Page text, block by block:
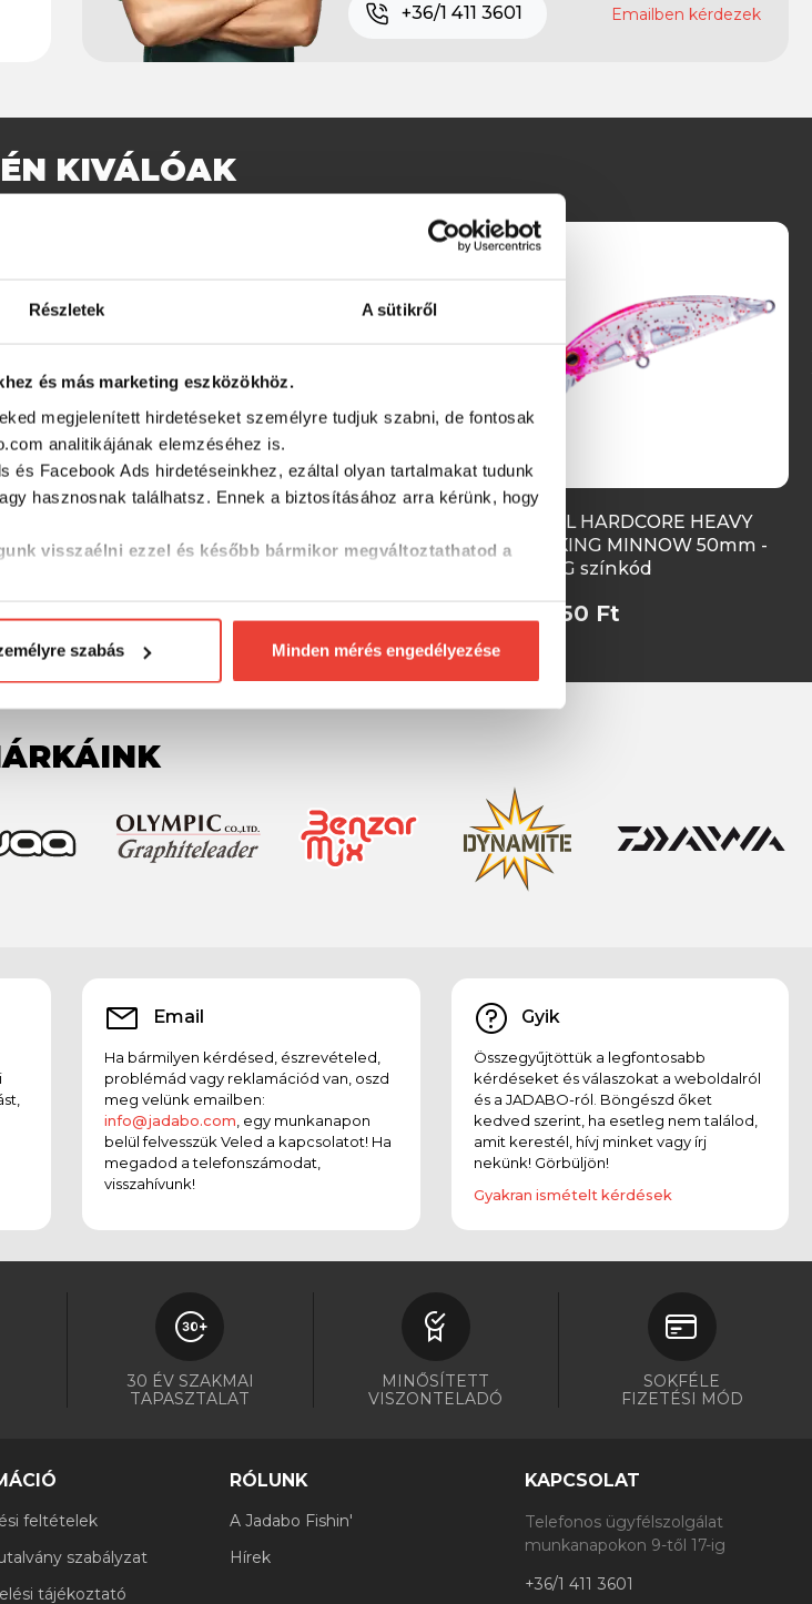
Részletek A sütikről
és más marketing eszközökhöz.
megjelenített hirdetéseket személyre tudjuk szabni, de fontosak
analitikájának elemzéséhez is.
és Facebook Ads hirdetéseinkhez, ezáltal olyan tartalmakat tudunk
hasznosnak találhatsz. Ennek a biztosításához arra kérünk, hogy
visszaélni ezzel és később bármikor megváltoztathatod a
szabás Minden mérés engedélyezése
+36/1 411 3601 Emailben kérdezek
KIVÁLÓAK
SINKING
50mm - KPRG
Ft
SINKING MINNOW 50mm -
4 350 Ft
DUEL HARDCORE HEAVY
SINKING MINNOW 50mm -
KPRG színkód
4 350 Ft
Email
Ha bármilyen kérdésed, észrevételed,
problémád vagy reklamációd van, oszd
meg velünk emailben:
info@jadabo.com , egy munkanapon
belül felvesszük Veled a kapcsolatot! Ha
megadod a telefonszámodat,
visszahívunk!
Gyik
Összegyűjtöttük a legfontosabb
kérdéseket és válaszokat a weboldalról
és a JADABO-ról. Böngészd őket
kedved szerint, ha esetleg nem találod,
amit kerestél, hívj minket vagy írj
nekünk! Görbüljön!
Gyakran ismételt kérdések
30 ÉV SZAKMAI
TAPASZTALAT
MINŐSÍTETT
VISZONTELADÓ
SOKFÉLE
FIZETÉSI MÓD
feltételek
szabályzat
tájékoztató
RÓLUNK
A Jadabo Fishin'
Hírek
KAPCSOLAT
Telefonos ügyfélszolgálat
munkanapokon 9-től 17-ig
+36/1 411 3601